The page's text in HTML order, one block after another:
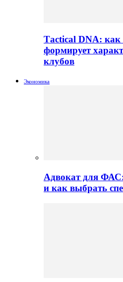
Тactical DNA: как
формирует
клубов
Экономика
Адвокат для
и как выбрать